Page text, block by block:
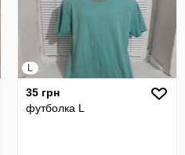
L
35 грн
футболка L